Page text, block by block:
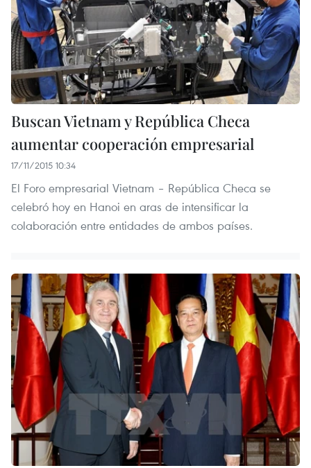
Buscan Vietnam y República Checa
aumentar cooperación empresarial
17/11/2015 10:34
El Foro empresarial Vietnam – República Checa se
celebró hoy en Hanoi en aras de intensificar la
colaboración entre entidades de ambos países.